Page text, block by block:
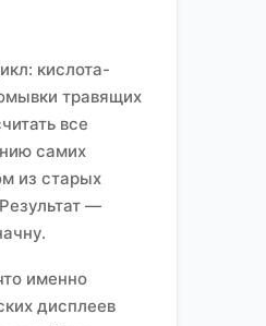
кислота-
травящих
все
самих
из старых
—
именно
дисплеев